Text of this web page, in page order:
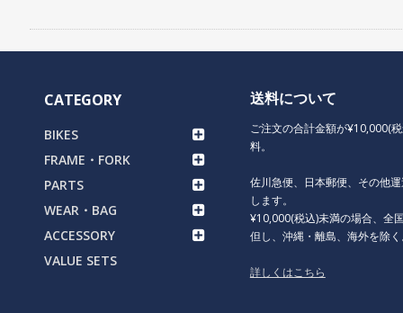
CATEGORY
BIKES
FRAME・FORK
PARTS
WEAR・BAG
ACCESSORY
VALUE SETS
送料について
ご注文の合計金額が¥10,000(
料。
佐川急便、日本郵便、その他
します。
¥10,000(税込)未満の場合、全
但し、沖縄・離島、海外を除
詳しくはこちら